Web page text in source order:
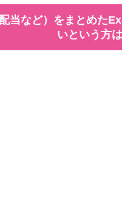
当など）をまとめた
いという方